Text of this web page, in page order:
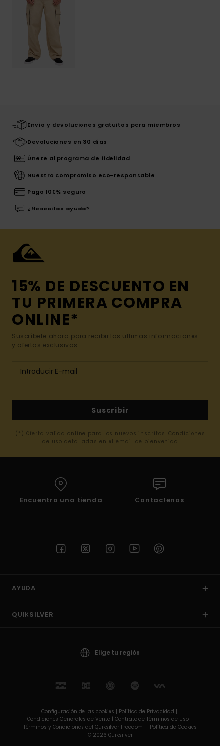
Envío y devoluciones gratuitos para miembros
Devoluciones en 30 días
Únete al programa de fidelidad
Nuestro compromiso eco-responsable
Pago 100% seguro
¿Necesitas ayuda?
15% DE DESCUENTO EN
TU PRIMERA COMPRA
ONLINE*
Suscríbete ahora para recibir las ultimas informaciones
y ofertas exclusivas.
Suscribir
(*) Oferta valida online para los nuevos inscritos. Condiciones
de uso detalladas en el email de bienvenida
Encuentra una tienda Contactenos
AYUDA
QUIKSILVER
Elige tu región
Configuración de las cookies | Política de Privacidad |
Condiciones Generales de Venta | Contrato de Términos de Uso |
Términos y Condiciones del Quiksilver Freedom |
Política de Cookies
© 2026 Quiksilver